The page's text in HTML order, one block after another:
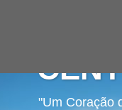
"Um Coração